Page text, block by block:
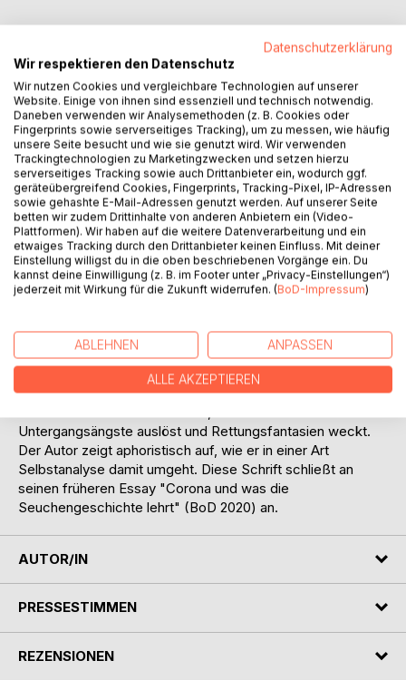
Auf die Merkliste
Titel bewerten
BESCHREIBUNG
Überlegungen, die der Autor zwischen Februar und Juli
2023 niedergeschrieben hat. Das altbekannte Lied "Die
Gedanken sind frei!" gab hierzu den Anstoß. Nicht nur im
Hinblick auf den Krieg in der Ukraine ist neuerdings von
Untergangsängste auslöst und Rettungsfantasien weckt.
Der Autor zeigt aphoristisch auf, wie er in einer Art
Selbstanalyse damit umgeht. Diese Schrift schließt an
seinen früheren Essay "Corona und was die
Seuchengeschichte lehrt" (BoD 2020) an.
AUTOR/IN
PRESSESTIMMEN
REZENSIONEN
Datenschutzerklärung
Wir respektieren den Datenschutz
Wir nutzen Cookies und vergleichbare Technologien auf unserer
Website. Einige von ihnen sind essenziell und technisch notwendig.
Daneben verwenden wir Analysemethoden (z. B. Cookies oder
Fingerprints sowie serverseitiges Tracking), um zu messen, wie häufig
unsere Seite besucht und wie sie genutzt wird. Wir verwenden
Trackingtechnologien zu Marketingzwecken und setzen hierzu
serverseitiges Tracking sowie auch Drittanbieter ein, wodurch ggf.
geräteübergreifend Cookies, Fingerprints, Tracking-Pixel, IP-Adressen
sowie gehashte E-Mail-Adressen genutzt werden. Auf unserer Seite
betten wir zudem Drittinhalte von anderen Anbietern ein (Video-
Plattformen). Wir haben auf die weitere Datenverarbeitung und ein
etwaiges Tracking durch den Drittanbieter keinen Einfluss. Mit deiner
Einstellung willigst du in die oben beschriebenen Vorgänge ein. Du
kannst deine Einwilligung (z. B. im Footer unter „Privacy-Einstellungen“)
jederzeit mit Wirkung für die Zukunft widerrufen. (BoD-Impressum)
ABLEHNEN ANPASSEN
ALLE AKZEPTIEREN